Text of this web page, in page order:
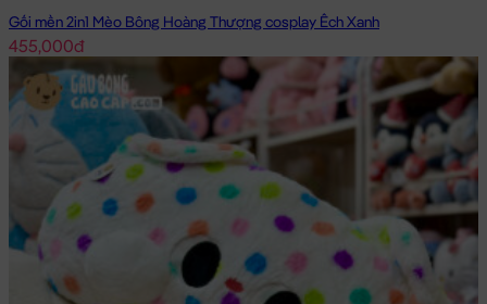
Gối mền 2in1 Mèo Bông Hoàng Thượng cosplay Ếch Xanh
455,000đ